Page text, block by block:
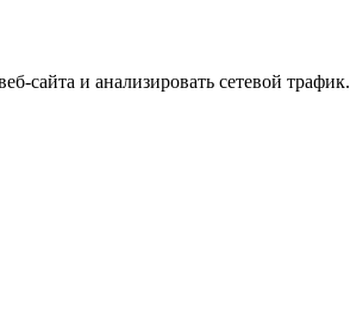
сайта и анализировать сетевой трафик.